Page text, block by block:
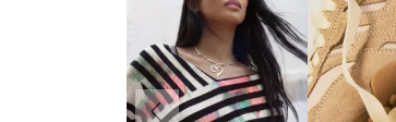
Anteriormente